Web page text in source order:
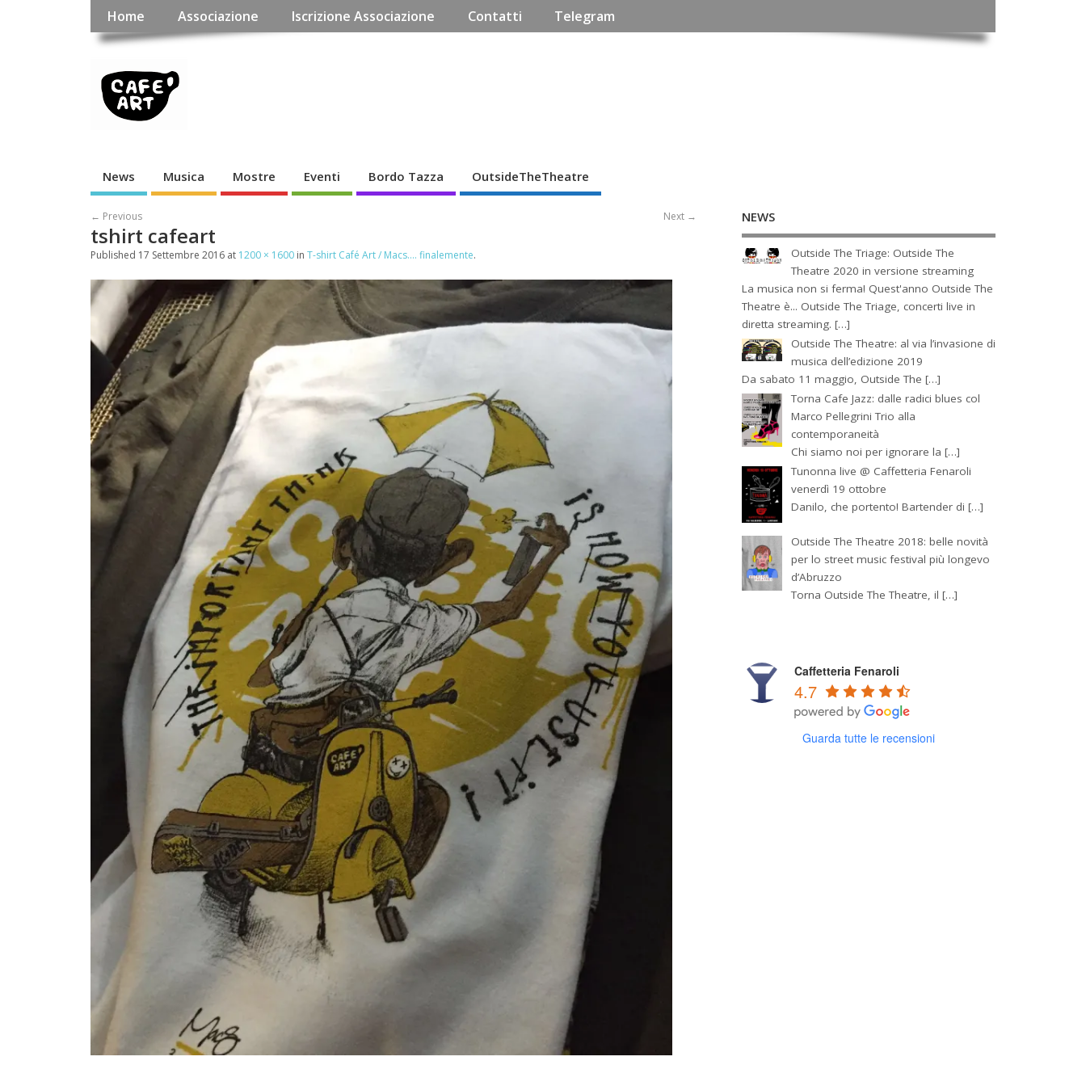
Home Associazione Iscrizione Associazione Contatti Telegram
News Musica Mostre Eventi Bordo Tazza OutsideTheTheatre
← Previous Next →
tshirt cafeart
Published 17 Settembre 2016 at 1200 × 1600 in T-shirt Café Art / Macs…. finalemente.
NEWS
Outside The Triage: Outside The
Theatre 2020 in versione streaming
La musica non si ferma! Quest'anno Outside The
Theatre è... Outside The Triage, concerti live in
diretta streaming. […]
Outside The Theatre: al via l’invasione di
musica dell’edizione 2019
Da sabato 11 maggio, Outside The […]
Torna Cafe Jazz: dalle radici blues col
Marco Pellegrini Trio alla
contemporaneità
Chi siamo noi per ignorare la […]
Tunonna live @ Caffetteria Fenaroli
venerdì 19 ottobre
Danilo, che portento! Bartender di […]
Outside The Theatre 2018: belle novità
per lo street music festival più longevo
d’Abruzzo
Torna Outside The Theatre, il […]
Caffetteria Fenaroli
4.7
Guarda tutte le recensioni